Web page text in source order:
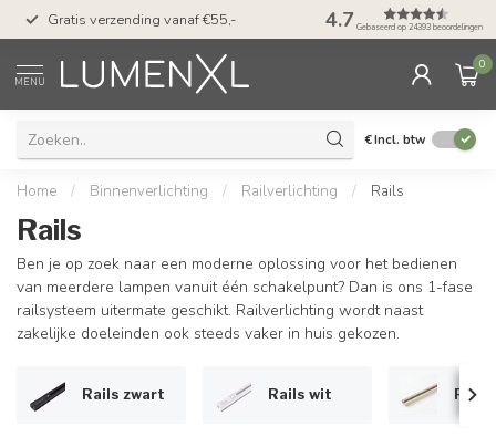
Gratis verzending vanaf €55,- 50 dagen
met Klarna
4.7 Gebaseerd op 24393 beoordelingen
MENU
0
€Incl. btw
Home / Binnenverlichting / Railverlichting / Rails
Rails
Ben je op zoek naar een moderne oplossing voor het bedienen
van meerdere lampen vanuit één schakelpunt? Dan is ons 1-fase
railsysteem uitermate geschikt. Railverlichting wordt naast
zakelijke doeleinden ook steeds vaker in huis gekozen.
Rails zwart Rails wit Rails